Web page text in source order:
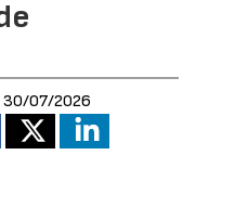
30/07/2026